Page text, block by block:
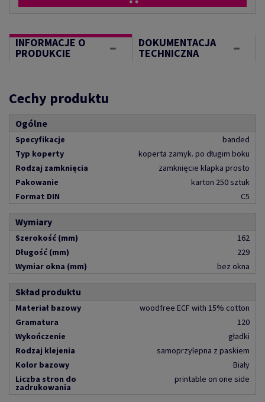
INFORMACJE O
PRODUKCIE
DOKUMENTACJA
TECHNICZNA
Cechy produktu
Ogólne
Specyfikacje
banded
Typ koperty
koperta zamyk. po długim boku
Rodzaj zamknięcia
zamknięcie klapka prosto
Pakowanie
karton 250 sztuk
Format DIN
C5
Wymiary
Szerokość (mm)
162
Długość (mm)
229
Wymiar okna (mm)
bez okna
Skład produktu
Materiał bazowy
woodfree ECF with 15% cotton
Gramatura
120
Wykończenie
gładki
Rodzaj klejenia
samoprzylepna z paskiem
Kolor bazowy
Biały
Liczba stron do
zadrukowania
printable on one side